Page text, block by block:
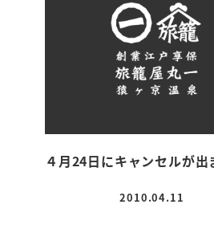
４月24日にキャンセルが出
投稿日
2010.04.11